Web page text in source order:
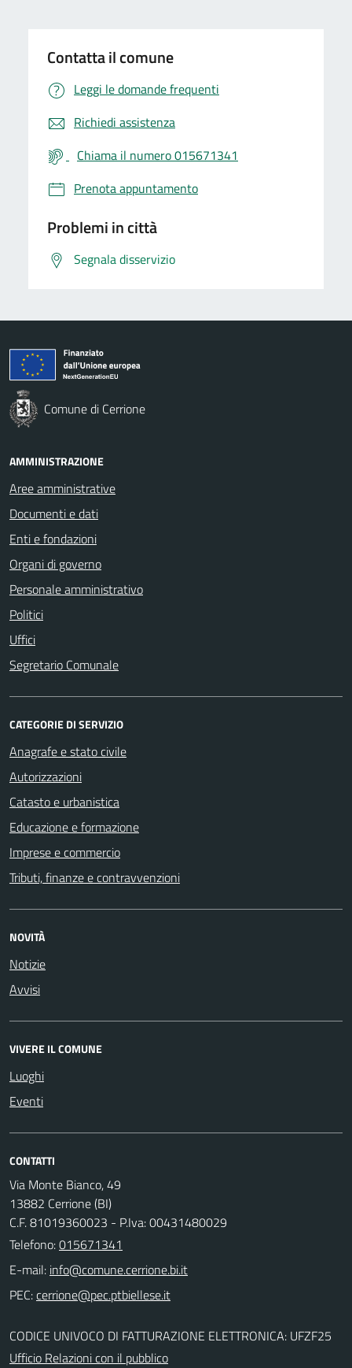
Contatta il comune
Leggi le domande frequenti
Richiedi assistenza
Chiama il numero 015671341
Prenota appuntamento
Problemi in città
Segnala disservizio
Comune di Cerrione
AMMINISTRAZIONE
Aree amministrative
Documenti e dati
Enti e fondazioni
Organi di governo
Personale amministrativo
Politici
Uffici
Segretario Comunale
CATEGORIE DI SERVIZIO
Anagrafe e stato civile
Autorizzazioni
Catasto e urbanistica
Educazione e formazione
Imprese e commercio
Tributi, finanze e contravvenzioni
NOVITÀ
Notizie
Avvisi
VIVERE IL COMUNE
Luoghi
Eventi
CONTATTI
Via Monte Bianco, 49
13882 Cerrione (BI)
C.F. 81019360023 - P.Iva: 00431480029
Telefono:015671341
E-mail:
PEC:
CODICE UNIVOCO DI FATTURAZIONE ELETTRONICA: UFZF25
Ufficio Relazioni con il pubblico